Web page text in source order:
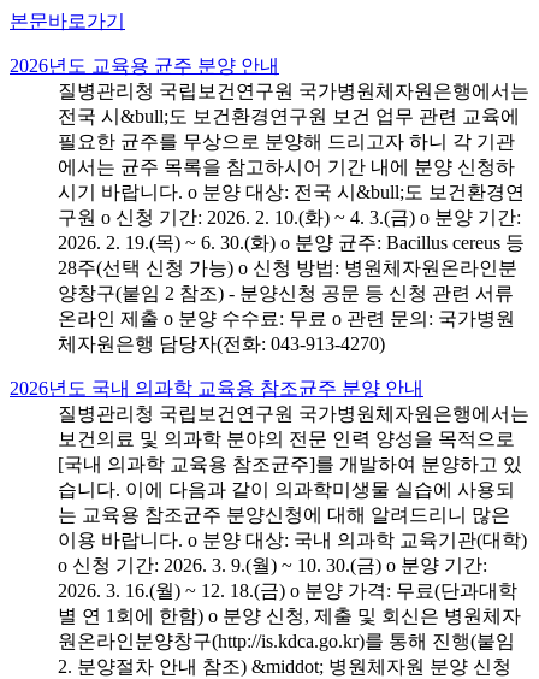
본문바로가기
2026년도 교육용 균주 분양 안내
질병관리청 국립보건연구원 국가병원체자원은행에서는
전국 시&bull;도 보건환경연구원 보건 업무 관련 교육에
필요한 균주를 무상으로 분양해 드리고자 하니 각 기관
에서는 균주 목록을 참고하시어 기간 내에 분양 신청하
시기 바랍니다. o 분양 대상: 전국 시&bull;도 보건환경연
구원 o 신청 기간: 2026. 2. 10.(화) ~ 4. 3.(금) o 분양 기간:
2026. 2. 19.(목) ~ 6. 30.(화) o 분양 균주: Bacillus cereus 등
28주(선택 신청 가능) o 신청 방법: 병원체자원온라인분
양창구(붙임 2 참조) - 분양신청 공문 등 신청 관련 서류
온라인 제출 o 분양 수수료: 무료 o 관련 문의: 국가병원
체자원은행 담당자(전화: 043-913-4270)
2026년도 국내 의과학 교육용 참조균주 분양 안내
질병관리청 국립보건연구원 국가병원체자원은행에서는
보건의료 및 의과학 분야의 전문 인력 양성을 목적으로
[국내 의과학 교육용 참조균주]를 개발하여 분양하고 있
습니다. 이에 다음과 같이 의과학미생물 실습에 사용되
는 교육용 참조균주 분양신청에 대해 알려드리니 많은
이용 바랍니다. o 분양 대상: 국내 의과학 교육기관(대학)
o 신청 기간: 2026. 3. 9.(월) ~ 10. 30.(금) o 분양 기간:
2026. 3. 16.(월) ~ 12. 18.(금) o 분양 가격: 무료(단과대학
별 연 1회에 한함) o 분양 신청, 제출 및 회신은 병원체자
원온라인분양창구(http://is.kdca.go.kr)를 통해 진행(붙임
2. 분양절차 안내 참조) &middot; 병원체자원 분양 신청